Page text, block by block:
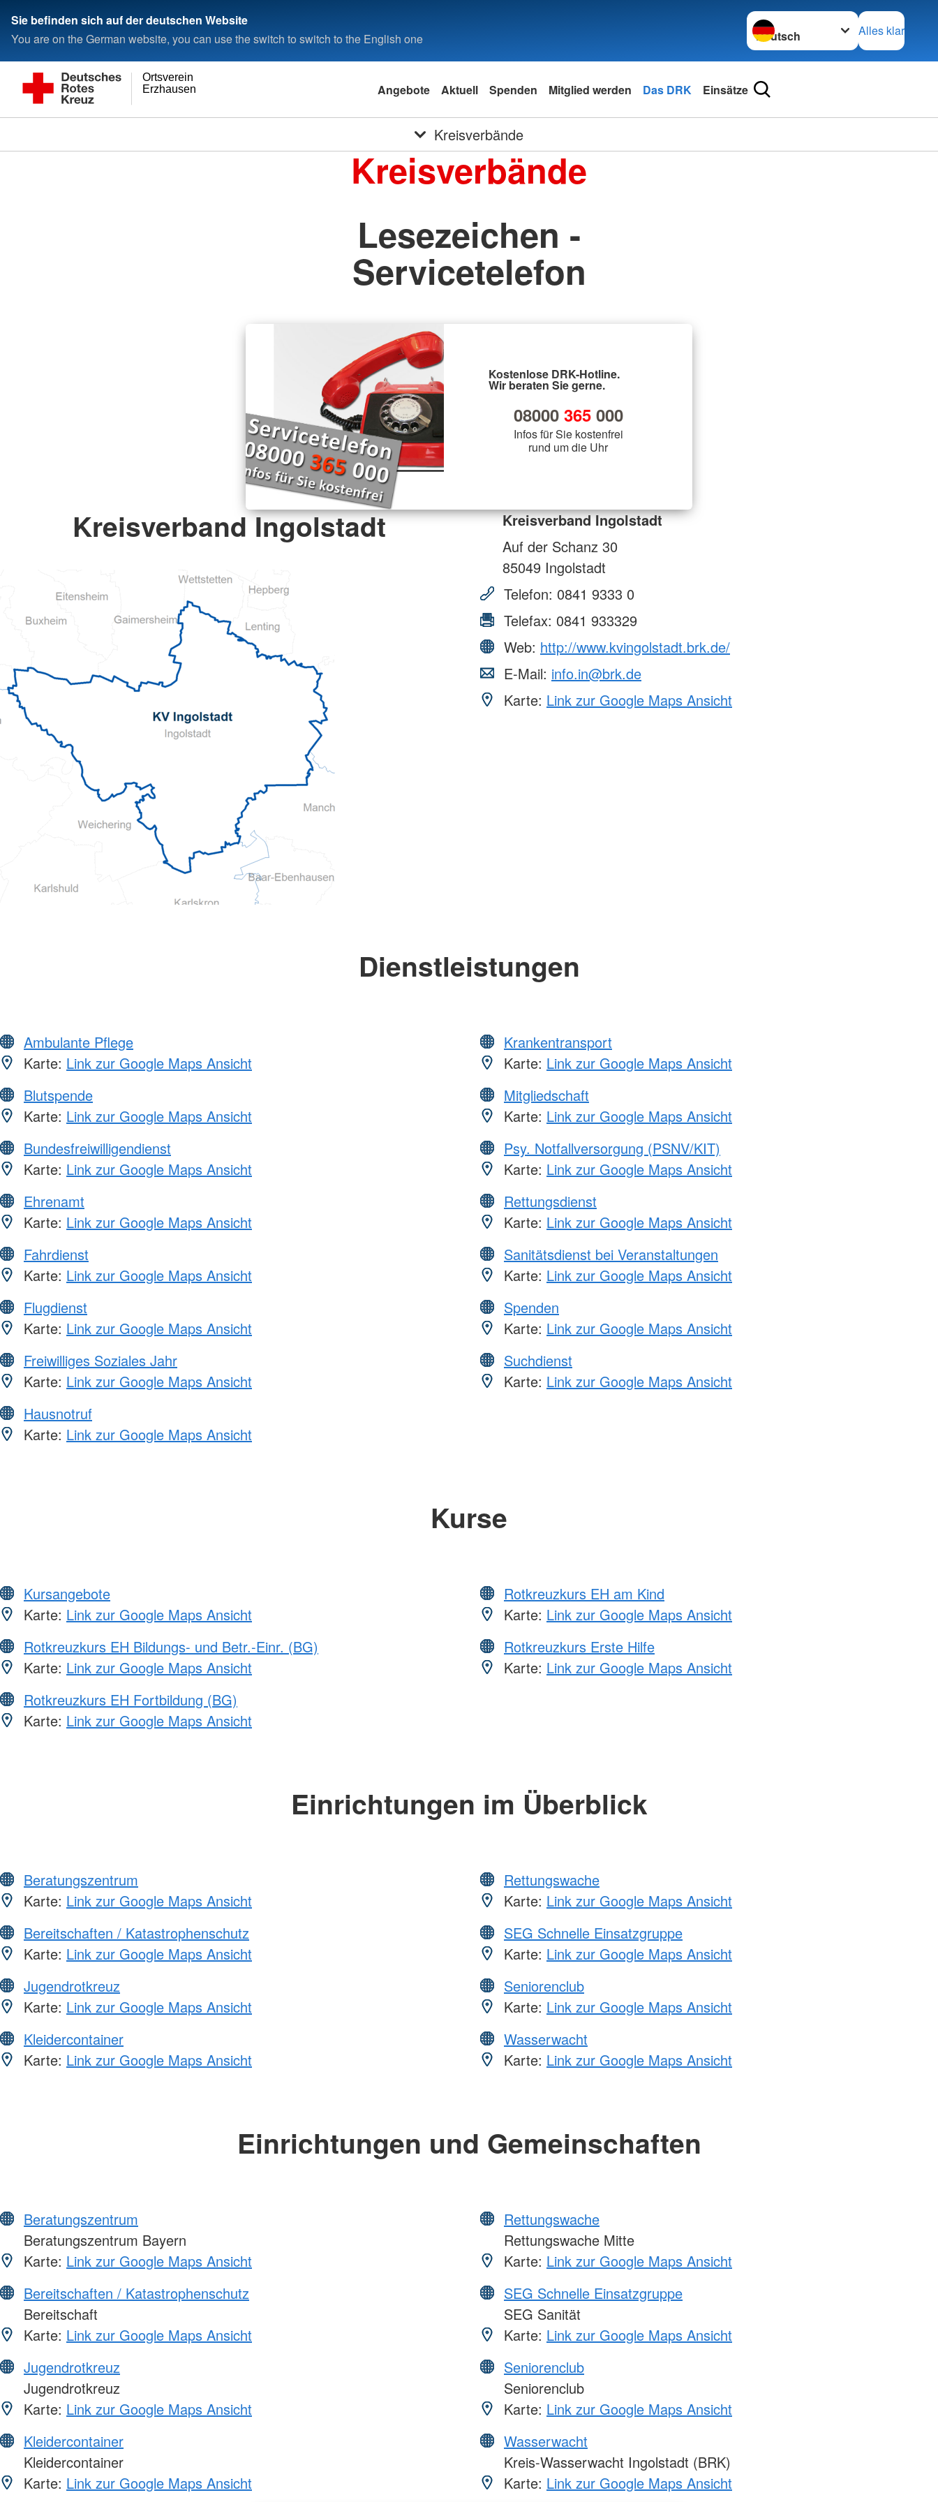
Sie befinden sich auf der deutschen Website
You are on the German website, you can use the switch to switch to the English one
Sprache wechseln zu
Alles klar
Erzhausen
Ortsverein
Angebote Aktuell Spenden Mitglied werden Das DRK Einsätze
Kreisverbände
Kreisverbände
Lesezeichen -
Servicetelefon
Kostenlose DRK-Hotline.
Wir beraten Sie gerne.
08000 365000
Infos für Sie kostenfrei
rund um die Uhr
Kreisverband Ingolstadt
Kreisverband Ingolstadt
Auf der Schanz 30
85049 Ingolstadt
Telefon: 0841 9333 0
Telefax: 0841 933329
Web: http://www.kvingolstadt.brk.de/
E-Mail: info.in@brk.de
Karte: Link zur Google Maps Ansicht
Dienstleistungen
Ambulante Pflege
Karte: Link zur Google Maps Ansicht
Blutspende
Karte: Link zur Google Maps Ansicht
Bundesfreiwilligendienst
Karte: Link zur Google Maps Ansicht
Ehrenamt
Karte: Link zur Google Maps Ansicht
Fahrdienst
Karte: Link zur Google Maps Ansicht
Flugdienst
Karte: Link zur Google Maps Ansicht
Freiwilliges Soziales Jahr
Karte: Link zur Google Maps Ansicht
Hausnotruf
Karte: Link zur Google Maps Ansicht
Krankentransport
Karte: Link zur Google Maps Ansicht
Mitgliedschaft
Karte: Link zur Google Maps Ansicht
Psy. Notfallversorgung (PSNV/KIT)
Karte: Link zur Google Maps Ansicht
Rettungsdienst
Karte: Link zur Google Maps Ansicht
Sanitätsdienst bei Veranstaltungen
Karte: Link zur Google Maps Ansicht
Spenden
Karte: Link zur Google Maps Ansicht
Suchdienst
Karte: Link zur Google Maps Ansicht
Kurse
Kursangebote
Karte: Link zur Google Maps Ansicht
Rotkreuzkurs EH Bildungs- und Betr.-Einr. (BG)
Karte: Link zur Google Maps Ansicht
Rotkreuzkurs EH Fortbildung (BG)
Karte: Link zur Google Maps Ansicht
Rotkreuzkurs EH am Kind
Karte: Link zur Google Maps Ansicht
Rotkreuzkurs Erste Hilfe
Karte: Link zur Google Maps Ansicht
Einrichtungen im Überblick
Beratungszentrum
Karte: Link zur Google Maps Ansicht
Bereitschaften / Katastrophenschutz
Karte: Link zur Google Maps Ansicht
Jugendrotkreuz
Karte: Link zur Google Maps Ansicht
Kleidercontainer
Karte: Link zur Google Maps Ansicht
Rettungswache
Karte: Link zur Google Maps Ansicht
SEG Schnelle Einsatzgruppe
Karte: Link zur Google Maps Ansicht
Seniorenclub
Karte: Link zur Google Maps Ansicht
Wasserwacht
Karte: Link zur Google Maps Ansicht
Einrichtungen und Gemeinschaften
Beratungszentrum
Beratungszentrum Bayern
Karte: Link zur Google Maps Ansicht
Bereitschaften / Katastrophenschutz
Bereitschaft
Karte: Link zur Google Maps Ansicht
Jugendrotkreuz
Jugendrotkreuz
Karte: Link zur Google Maps Ansicht
Kleidercontainer
Kleidercontainer
Karte: Link zur Google Maps Ansicht
Rettungswache
Rettungswache Mitte
Karte: Link zur Google Maps Ansicht
SEG Schnelle Einsatzgruppe
SEG Sanität
Karte: Link zur Google Maps Ansicht
Seniorenclub
Seniorenclub
Karte: Link zur Google Maps Ansicht
Wasserwacht
Kreis-Wasserwacht Ingolstadt (BRK)
Karte: Link zur Google Maps Ansicht